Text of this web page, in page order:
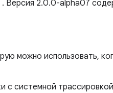
. Версия 2.0.0-alpha07
можно использовать,
с системной